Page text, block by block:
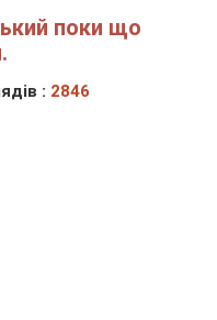
поки що
: 2846